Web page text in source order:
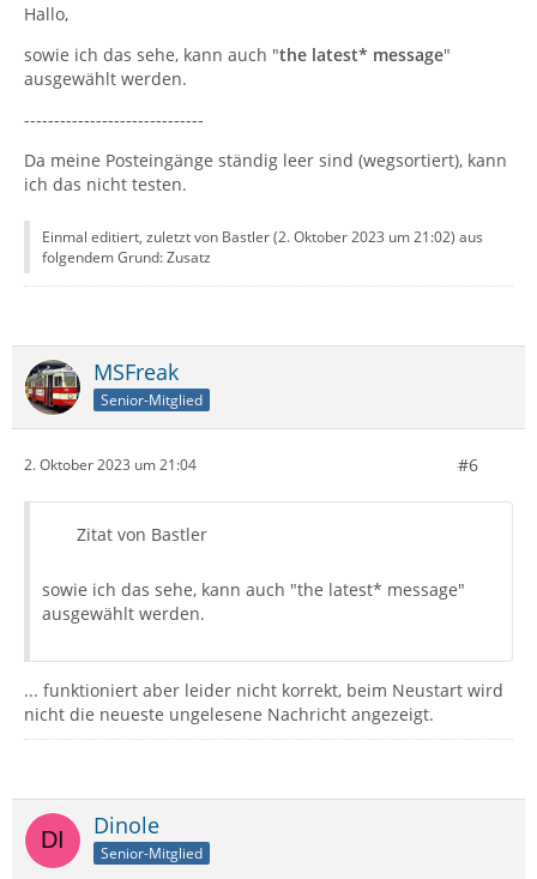
Hallo,
sowie ich das sehe, kann auch "the latest* message"
ausgewählt werden.
------------------------------
Da meine Posteingänge ständig leer sind (wegsortiert), kann
ich das nicht testen.
Einmal editiert, zuletzt von Bastler (2. Oktober 2023 um 21:02) aus
folgendem Grund: Zusatz
MSFreak
Senior-Mitglied
2. Oktober 2023 um 21:04 #6
Zitat von Bastler
sowie ich das sehe, kann auch "the latest* message"
ausgewählt werden.
... funktioniert aber leider nicht korrekt, beim Neustart wird
nicht die neueste ungelesene Nachricht angezeigt.
Dinole
Senior-Mitglied